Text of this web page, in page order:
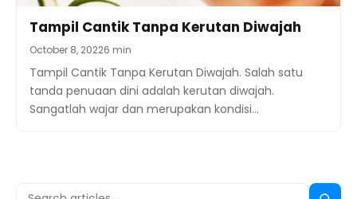
Tampil Cantik Tanpa Kerutan Diwajah
October 8, 20226 min
Tampil Cantik Tanpa Kerutan Diwajah. Salah satu
tanda penuaan dini adalah kerutan diwajah.
Sangatlah wajar dan merupakan kondisi…
Search